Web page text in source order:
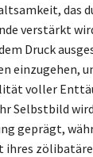
das
verstärkt
Druck
einzugehen,
voller
Selbstbild
geprägt,